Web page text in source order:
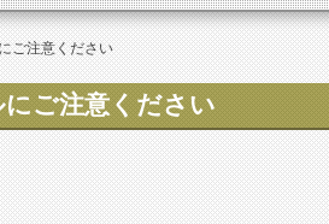
ご注意ください
にご注意ください